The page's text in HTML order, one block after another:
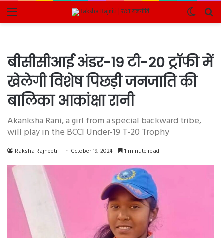
Menu
Switch
skin
बीसीसीआई अंडर-19 टी-20 ट्रॉफी में
खेलेगी विशेष पिछड़ी जनजाति की
बालिका आकांक्षा रानी
Akanksha Rani, a girl from a special backward tribe,
will play in the BCCI Under-19 T-20 Trophy
Raksha Rajneeti October 19, 2024 1 minute read